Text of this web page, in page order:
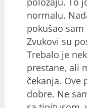
normalu.
pokušao
Zvukovi su
Trebalo je
prestane, ali
čekanja. Ove
dobre. Ne